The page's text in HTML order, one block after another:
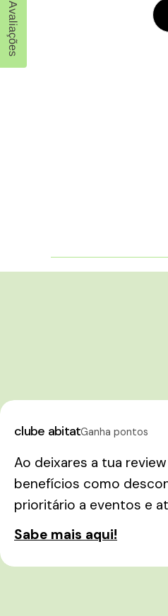
clube abitatGanha pontos
Ao deixares a tua
benefícios como
prioritário a eventos e
Sabe mais aqui!
Avaliações